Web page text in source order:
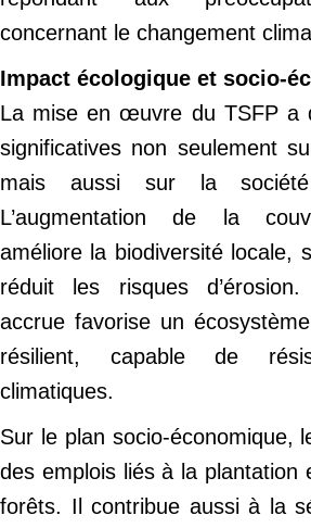
concernant le changement
Impact écologique et socio-
La mise en œuvre du TSFP a
significatives non seulement
mais aussi sur la société
L’augmentation de la
améliore la biodiversité locale,
réduit les risques d’érosion.
accrue favorise un
résilient, capable de
climatiques.
Sur le plan socio-économique,
des emplois liés à la plantation
forêts. Il contribue aussi à la